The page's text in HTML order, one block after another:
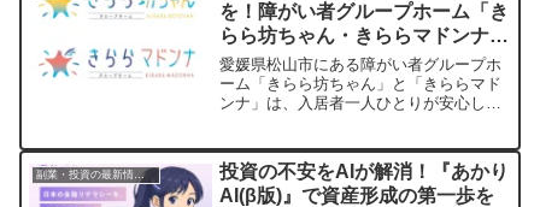
を！障がい者グループホーム「き
らら坊ちゃん・きららマドンナ」
で叶える安心の毎日
愛媛県松山市にある障がい者グループホ
ーム「きらら坊ちゃん」と「きららマド
ンナ」は、入居者一人ひとりが安心して
担を抑えながら、充実した毎日を送れる
その魅力をご紹介します。
副業・投資の最新情報まとめ
投資の不安をAIが解消！『あかり
AI(β版)』で資産形成の第一歩を